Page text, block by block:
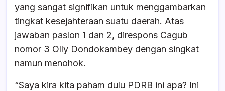
yang sangat signifikan untuk menggambarkan
tingkat kesejahteraan suatu daerah. Atas
jawaban paslon 1 dan 2, direspons Cagub
nomor 3 Olly Dondokambey dengan singkat
namun menohok.
“Saya kira kita paham dulu PDRB ini apa? Ini